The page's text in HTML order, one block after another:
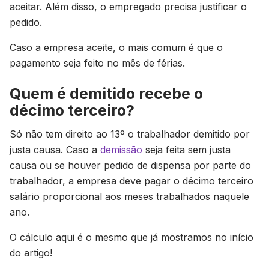
aceitar. Além disso, o empregado precisa justificar o
pedido.
Caso a empresa aceite, o mais comum é que o
pagamento seja feito no mês de férias.
Quem é demitido recebe o
décimo terceiro?
Só não tem direito ao 13º o trabalhador demitido por
justa causa. Caso a demissão seja feita sem justa
causa ou se houver pedido de dispensa por parte do
trabalhador, a empresa deve pagar o décimo terceiro
salário proporcional aos meses trabalhados naquele
ano.
O cálculo aqui é o mesmo que já mostramos no início
do artigo!